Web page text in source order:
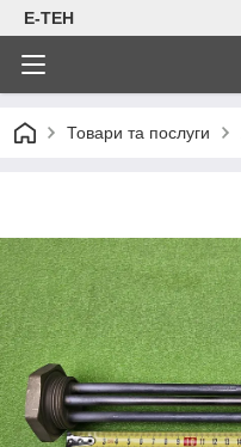
Е-ТЕН
Товари та послуги